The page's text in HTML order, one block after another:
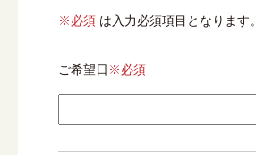
※必須 は入力必須項目となります。
ご希望日 ※必須